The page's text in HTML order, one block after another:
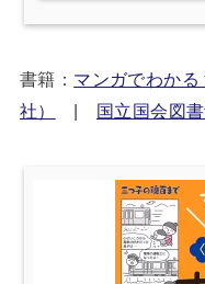
書籍： マンガでわか
社）
| 国立国会図